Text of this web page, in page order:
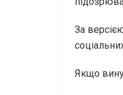
За
Якщо